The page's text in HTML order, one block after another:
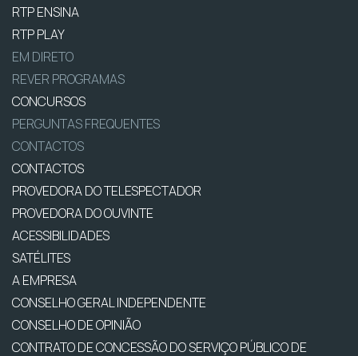
RTP ENSINA
RTP PLAY
EM DIRETO
REVER PROGRAMAS
CONCURSOS
PERGUNTAS FREQUENTES
CONTACTOS
CONTACTOS
PROVEDORA DO TELESPECTADOR
PROVEDORA DO OUVINTE
ACESSIBILIDADES
SATÉLITES
A EMPRESA
CONSELHO GERAL INDEPENDENTE
CONSELHO DE OPINIÃO
CONTRATO DE CONCESSÃO DO SERVIÇO PÚBLICO DE